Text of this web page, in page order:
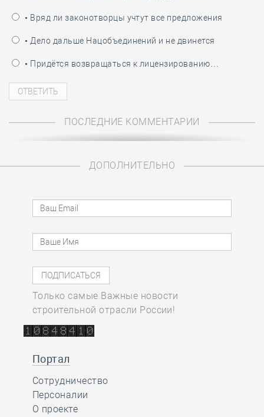
• Вряд ли законотворцы учтут все предложения
• Дело дальше Нацобъединений и не двинется
• Придётся возвращаться к лицензированию…
ПОСЛЕДНИЕ КОММЕНТАРИИ
ДОПОЛНИТЕЛЬНО
Только самые Важные новости
строительной отрасли России!
Портал
Сотрудничество
Персоналии
О проекте